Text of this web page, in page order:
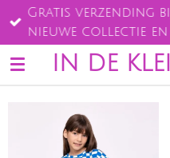
Ga
direct
naar
de
IN DE
Gratis verzending
nieuwe collectie